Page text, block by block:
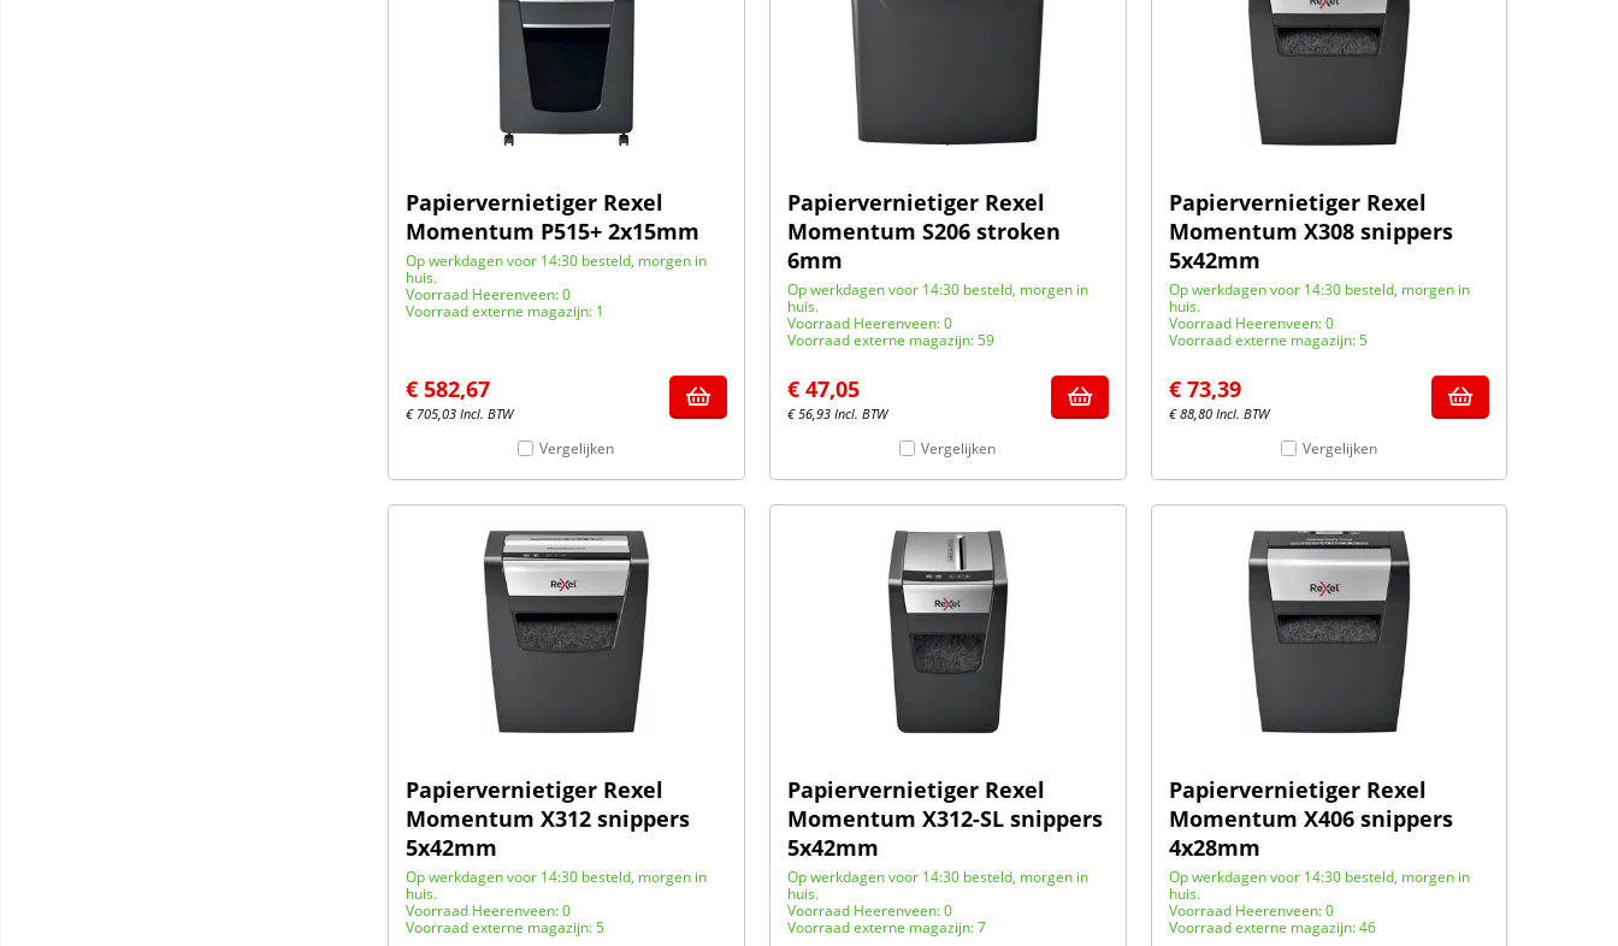
Papiervernietiger Rexel
Momentum P515+ 2x15mm
Op werkdagen voor 14:30 besteld, morgen in
huis.
Voorraad Heerenveen: 0
Voorraad externe magazijn: 1
€ 582,67
€ 705,03 Incl. BTW
Vergelijken
Papiervernietiger Rexel
Momentum S206 stroken
6mm
Op werkdagen voor 14:30 besteld, morgen in
huis.
Voorraad Heerenveen: 0
Voorraad externe magazijn: 59
€ 47,05
€56,93 Incl. BTW
Vergelijken
Papiervernietiger Rexel
Momentum X308 snippers
5x42mm
Op werkdagen voor 14:30 besteld, morgen in
huis.
Voorraad Heerenveen: 0
Voorraad externe magazijn: 5
€ 73,39
€88,80 Incl. BTW
Vergelijken
Papiervernietiger Rexel
Momentum X312 snippers
5x42mm
Op werkdagen voor 14:30 besteld, morgen in
huis.
Voorraad Heerenveen: 0
Voorraad externe magazijn: 5
Papiervernietiger Rexel
Momentum X312-SL snippers
5x42mm
Op werkdagen voor 14:30 besteld, morgen in
huis.
Voorraad Heerenveen: 0
Voorraad externe magazijn: 7
Papiervernietiger Rexel
Momentum X406 snippers
4x28mm
Op werkdagen voor 14:30 besteld, morgen in
huis.
Voorraad Heerenveen: 0
Voorraad externe magazijn: 46